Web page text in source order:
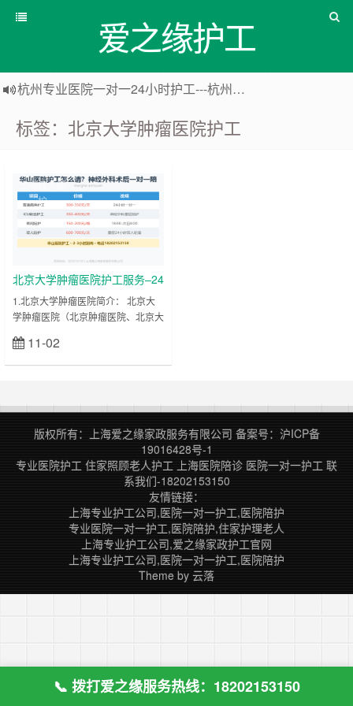
爱之缘护工
杭州专业医院一对一24小时护工---杭州爱之缘护工 18202153150
上海住家一对一护工---上海爱之缘护工 18202153150
标签：北京大学肿瘤医院护工
上海病人陪
护
北京大学肿瘤医院护工服务–24
小时一对一病人陪护
1.北京大学肿瘤医院简介： 北京大
学肿瘤医院（北京肿瘤医院、北京大
究所）始建于1976年，是集医、
教、研、防于一体的大型现代化三级
学科建设项目，肿瘤科、病理科国家
临床重点专科建设项目单位；在多种
中国常见肿瘤诊治方面居国内领先、
国际先进水平；作为组长单位参与了
胃癌、结直肠癌、肺……
11-02
版权所有：上海爱之缘家政服务有限公司 备案号： 沪ICP备
19016428号-1
专业医院护工 住家照顾老人护工 上海医院陪诊 医院一对一护工 联
系我们-18202153150
友情链接：
上海专业护工公司,医院一对一护工,医院陪护
专业医院一对一护工,医院陪护,住家护理老人
上海专业护工公司,爱之缘家政护工官网
上海专业护工公司,医院一对一护工,医院陪护
Theme by 云落
📞 拨打爱之缘服务热线：18202153150